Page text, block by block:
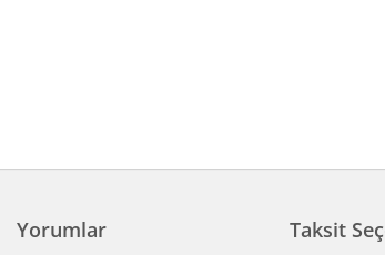
Yorumlar Taksit